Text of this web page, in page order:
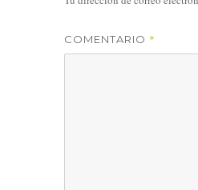
COMENTARIO *